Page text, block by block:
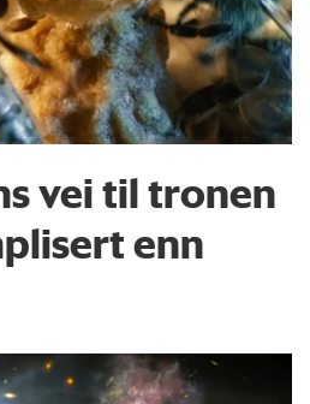
vei til tronen
enn